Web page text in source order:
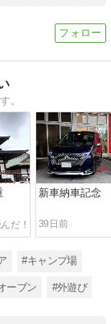
。
新車納車記念
39日前
#キャンプ場
ーブン #外遊び